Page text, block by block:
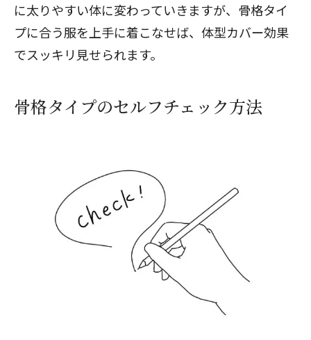
に太りやすい体に変わっていきますが、骨格タイ
プに合う服を上手に着こなせば、体型カバー効果
でスッキリ見せられます。
骨格タイプのセルフチェック方法